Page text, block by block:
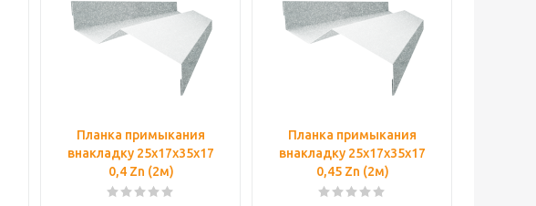
Планка примыкания
внакладку 25х17х35х17
0,4 Zn (2м)
Планка примыкания
внакладку 25х17х35х17
0,45 Zn (2м)